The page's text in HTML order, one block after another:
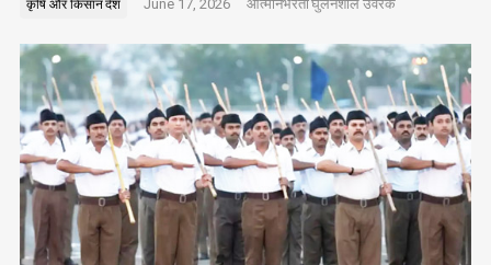
कृषि और किसानदेश June 17, 2026 आत्मनिर्भरताघुलनशील उर्वरक